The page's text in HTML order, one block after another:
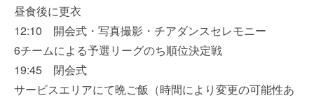
昼食後に更衣
12:10 開会式・写真撮影・チアダンスセレモニー
6チームによる予選リーグのち順位決定戦
19:45 閉会式
サービスエリアにて晩ご飯（時間により変更の可能性あ